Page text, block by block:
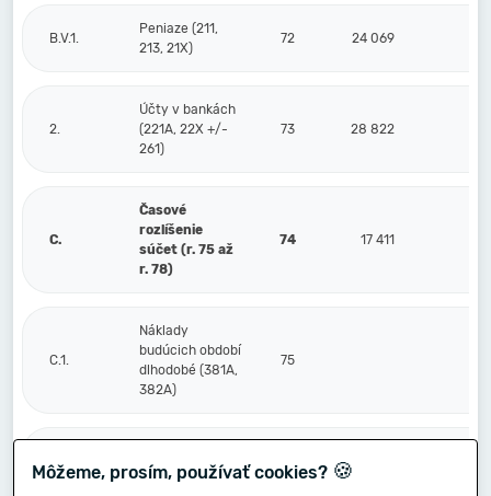
B.V.1.
Peniaze (211,
213, 21X)
72 24 069
2.
Účty v bankách
(221A, 22X +/-
261)
73 28 822
C.
Časové
rozlíšenie
súčet (r. 75 až
r. 78)
74 17 411
C.1.
Náklady
budúcich období
dlhodobé (381A,
382A)
75
2.
budúcich období
76
Môžeme, prosím, používať cookies? 🍪